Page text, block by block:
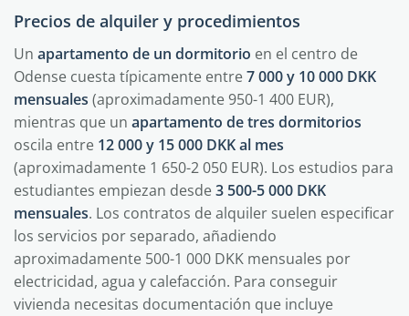
Precios de alquiler y procedimientos
Un apartamento de un dormitorio en el centro de
Odense cuesta típicamente entre7 000 y 10 000 DKK
mensuales (aproximadamente 950-1 400 EUR),
mientras que un apartamento de tres dormitorios
oscila entre 12 000 y 15 000 DKK al mes
(aproximadamente 1 650-2 050 EUR). Los estudios para
estudiantes empiezan desde3 500-5 000 DKK
mensuales. Los contratos de alquiler suelen especificar
los servicios por separado, añadiendo
aproximadamente 500-1 000 DKK mensuales por
electricidad, agua y calefacción. Para conseguir
vivienda necesitas documentación que incluye